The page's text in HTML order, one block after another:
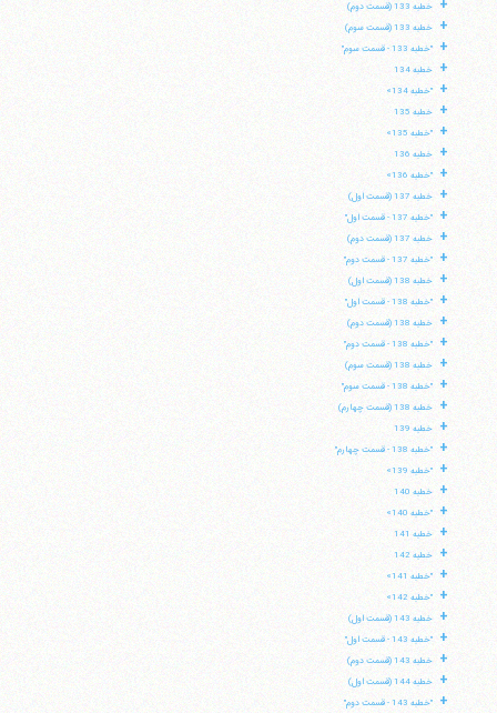
+ خطبه 133 (قسمت دوم)
+ خطبه 133 (قسمت سوم)
+ "خطبه 133 - قسمت سوم"
+ خطبه 134
+ "خطبه 134»
+ خطبه 135
+ "خطبه 135»
+ خطبه 136
+ "خطبه 136»
+ خطبه 137 (قسمت اول)
+ "خطبه 137 - قسمت اول"
+ خطبه 137 (قسمت دوم)
+ "خطبه 137 - قسمت دوم"
+ خطبه 138 (قسمت اول)
+ "خطبه 138 - قسمت اول"
+ خطبه 138 (قسمت دوم)
+ "خطبه 138 - قسمت دوم"
+ خطبه 138 (قسمت سوم)
+ "خطبه 138 - قسمت سوم"
+ خطبه 138 (قسمت چهارم)
+ خطبه 139
+ "خطبه 138 - قسمت چهارم"
+ "خطبه 139»
+ خطبه 140
+ "خطبه 140»
+ خطبه 141
+ خطبه 142
+ "خطبه 141»
+ "خطبه 142»
+ خطبه 143 (قسمت اول)
+ "خطبه 143 - قسمت اول"
+ خطبه 143 (قسمت دوم)
+ خطبه 144 (قسمت اول)
+ "خطبه 143 - قسمت دوم"